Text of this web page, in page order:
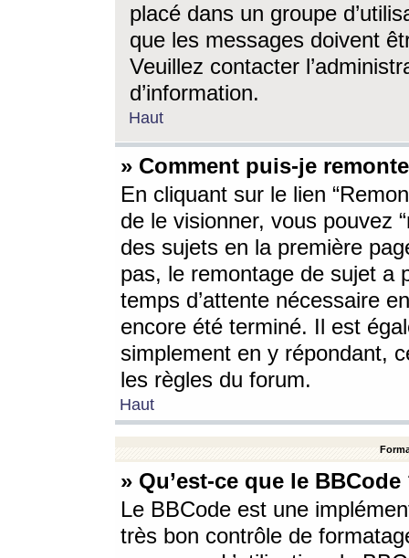
placé dans un groupe
que les messages doivent
Veuillez contacter
d’information.
Haut
» Comment puis-je
En cliquant sur le lien
de le visionner, vous pouvez
des sujets en la première
pas, le remontage de sujet a
temps d’attente nécessaire
encore été terminé. Il est
simplement en y répondant,
les règles du forum.
Haut
» Qu’est-ce que le BBCode
Le BBCode est une
très bon contrôle de